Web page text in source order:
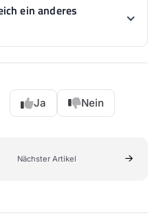
ein anderes
Ja Nein
Nächster Artikel